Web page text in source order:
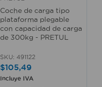
Coche de carga tipo
plataforma plegable
con capacidad de carga
de 300kg - PRETUL
SKU: 491122
$105,49
Incluye IVA